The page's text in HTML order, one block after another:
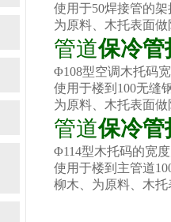
使用于50焊接管的
为原料、木托表面
管道保冷管
Φ108型空调木托码
使用于楼到100无缝
为原料、木托表面
管道保冷管
Φ114型木托码的宽
使用于楼到主管道
柳木、为原料、木